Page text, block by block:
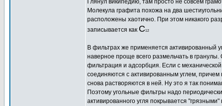
Глянул википедию, там просто не совсем
Молекула графита похожа на два
расположены хаотично. При этом никакого
записывается как С12
В фильтрах же применяется активированный
наверное проще всего размельчать в
фильтрация и адсорбция. Если с
соединяются с активированным углем,
снова растворяются в ней. Ну это я так
Поэтому угольные фильтры надо
активированного угля покрывается